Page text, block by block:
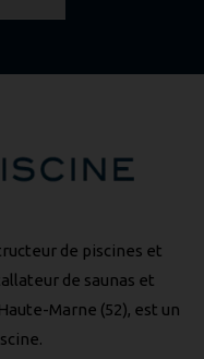
de piscines et
de saunas et
Marne (52), est un
.